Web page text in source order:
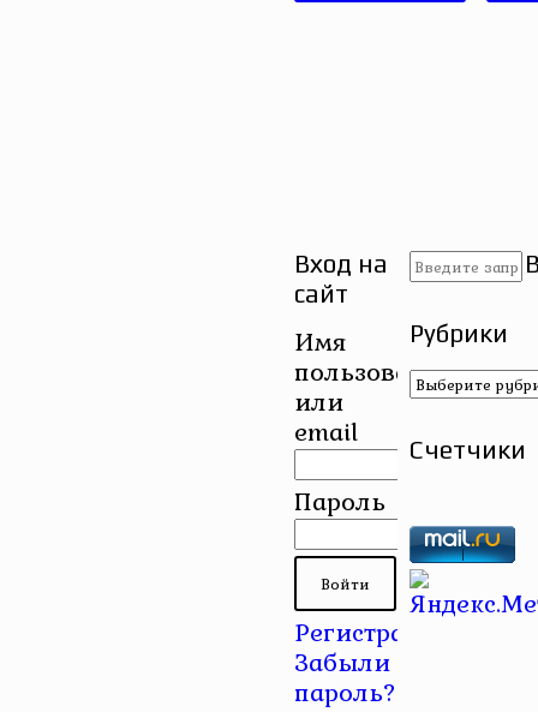
Вход на
сайт
Имя
пользователя
или
email
Пароль
Регистрация
Забыли
пароль?
Рубрики
Рубрики
Счетчики